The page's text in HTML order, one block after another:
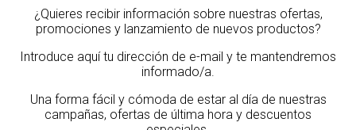
¿Quieres recibir información sobre nuestras ofertas,
promociones y lanzamiento de nuevos productos?
Introduce aquí tu dirección de e-mail y te mantendremos
informado/a.
Una forma fácil y cómoda de estar al día de nuestras
campañas, ofertas de última hora y descuentos